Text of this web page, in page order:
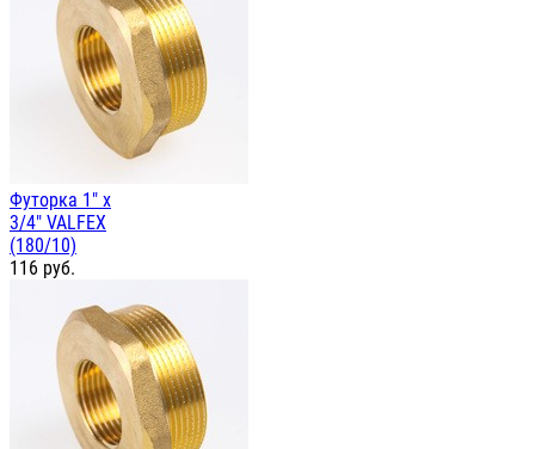
Футорка 1" х
3/4" VALFEX
(180/10)
116 руб.